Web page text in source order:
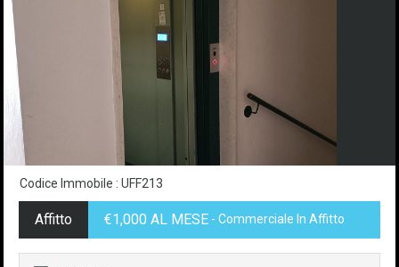
Codice Immobile : UFF213
Affitto €1,000 AL MESE - Commerciale In Affitto